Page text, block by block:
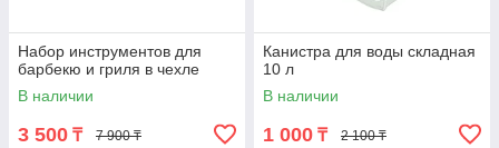
Набор инструментов для
барбекю и гриля в чехле
В наличии
3 500 ₸ 7 900 ₸
Канистра для воды складная
10 л
В наличии
1 000 ₸ 2 100 ₸